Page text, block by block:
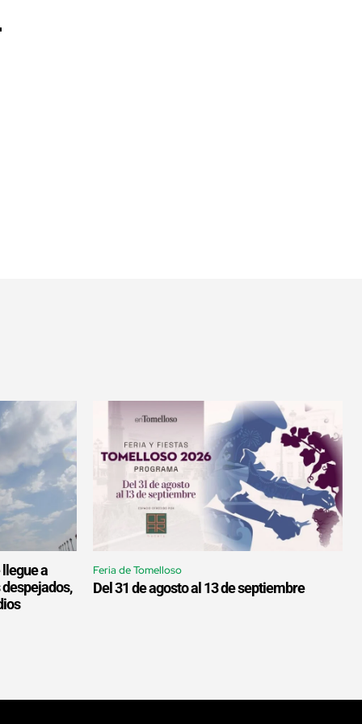
a
Feria de Tomelloso
Del 31 de agosto al 13 de septiembre